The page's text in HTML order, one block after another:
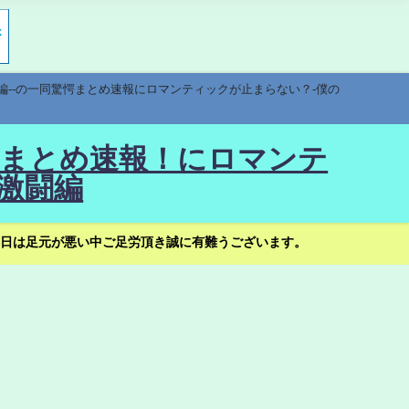
の一同驚愕まとめ速報にロマンティックが止まらない？-僕の
とめ速報！にロマンテ
闘編
足元が悪い中ご足労頂き誠に有難うございます。